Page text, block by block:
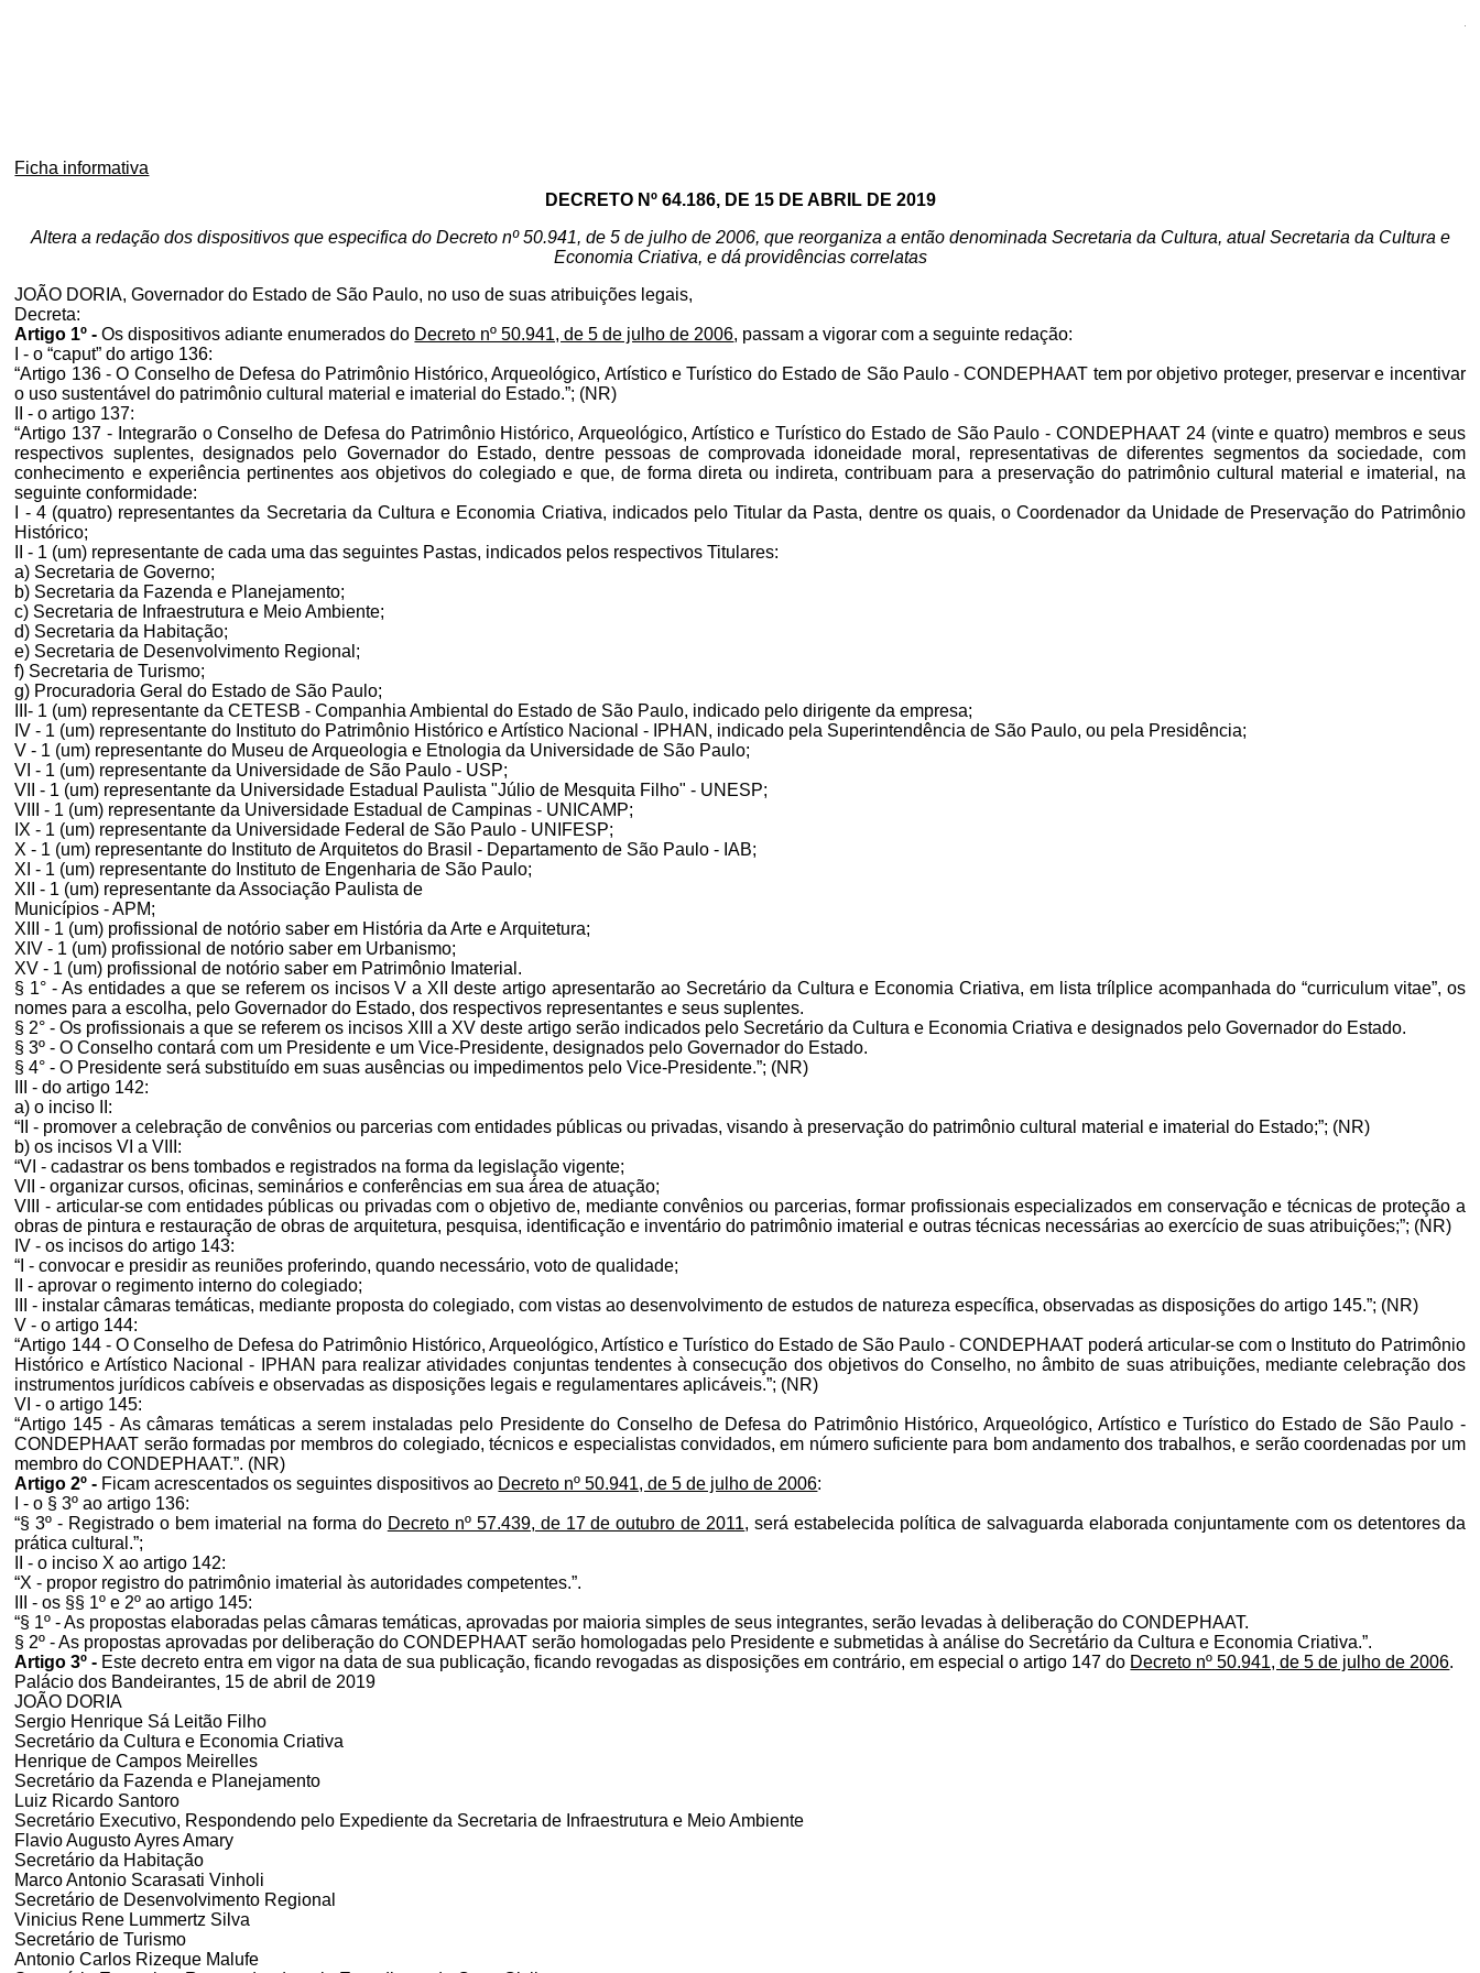
Ficha informativa
DECRETO Nº 64.186, DE 15 DE ABRIL DE 2019
Altera a redação dos dispositivos que especifica do Decreto nº 50.941, de 5 de julho de 2006, que reorganiza a então denominada Secretaria da Cultura, atual Secretaria da Cultura e
Economia Criativa, e dá providências correlatas
JOÃO DORIA, Governador do Estado de São Paulo, no uso de suas atribuições legais,
Decreta:
Artigo 1º -Os dispositivos adiante enumerados do Decreto nº 50.941, de 5 de julho de 2006, passam a vigorar com a seguinte redação:
I - o “caput” do artigo 136:
“Artigo 136 - O Conselho de Defesa do Patrimônio Histórico, Arqueológico, Artístico e Turístico do Estado de São Paulo - CONDEPHAAT tem por objetivo proteger, preservar e incentivar
o uso sustentável do patrimônio cultural material e imaterial do Estado.”; (NR)
II - o artigo 137:
“Artigo 137 - Integrarão o Conselho de Defesa do Patrimônio Histórico, Arqueológico, Artístico e Turístico do Estado de São Paulo - CONDEPHAAT 24 (vinte e quatro) membros e seus
respectivos suplentes, designados pelo Governador do Estado, dentre pessoas de comprovada idoneidade moral, representativas de diferentes segmentos da sociedade, com
conhecimento e experiência pertinentes aos objetivos do colegiado e que, de forma direta ou indireta, contribuam para a preservação do patrimônio cultural material e imaterial, na
seguinte conformidade:
I - 4 (quatro) representantes da Secretaria da Cultura e Economia Criativa, indicados pelo Titular da Pasta, dentre os quais, o Coordenador da Unidade de Preservação do Patrimônio
Histórico;
II - 1 (um) representante de cada uma das seguintes Pastas, indicados pelos respectivos Titulares:
a) Secretaria de Governo;
b) Secretaria da Fazenda e Planejamento;
c) Secretaria de Infraestrutura e Meio Ambiente;
d) Secretaria da Habitação;
e) Secretaria de Desenvolvimento Regional;
f) Secretaria de Turismo;
g) Procuradoria Geral do Estado de São Paulo;
III- 1 (um) representante da CETESB - Companhia Ambiental do Estado de São Paulo, indicado pelo dirigente da empresa;
IV - 1 (um) representante do Instituto do Patrimônio Histórico e Artístico Nacional - IPHAN, indicado pela Superintendência de São Paulo, ou pela Presidência;
V - 1 (um) representante do Museu de Arqueologia e Etnologia da Universidade de São Paulo;
VI - 1 (um) representante da Universidade de São Paulo - USP;
VII - 1 (um) representante da Universidade Estadual Paulista "Júlio de Mesquita Filho" - UNESP;
VIII - 1 (um) representante da Universidade Estadual de Campinas - UNICAMP;
IX - 1 (um) representante da Universidade Federal de São Paulo - UNIFESP;
X - 1 (um) representante do Instituto de Arquitetos do Brasil - Departamento de São Paulo - IAB;
XI - 1 (um) representante do Instituto de Engenharia de São Paulo;
XII - 1 (um) representante da Associação Paulista de
Municípios - APM;
XIII - 1 (um) profissional de notório saber em História da Arte e Arquitetura;
XIV - 1 (um) profissional de notório saber em Urbanismo;
XV - 1 (um) profissional de notório saber em Patrimônio Imaterial.
§ 1° - As entidades a que se referem os incisos V a XII deste artigo apresentarão ao Secretário da Cultura e Economia Criativa, em lista trílplice acompanhada do “curriculum vitae”, os
nomes para a escolha, pelo Governador do Estado, dos respectivos representantes e seus suplentes.
§ 2° - Os profissionais a que se referem os incisos XIII a XV deste artigo serão indicados pelo Secretário da Cultura e Economia Criativa e designados pelo Governador do Estado.
§ 3º - O Conselho contará com um Presidente e um Vice-Presidente, designados pelo Governador do Estado.
§ 4° - O Presidente será substituído em suas ausências ou impedimentos pelo Vice-Presidente.”; (NR)
III - do artigo 142:
a) o inciso II:
“II - promover a celebração de convênios ou parcerias com entidades públicas ou privadas, visando à preservação do patrimônio cultural material e imaterial do Estado;”; (NR)
b) os incisos VI a VIII:
“VI - cadastrar os bens tombados e registrados na forma da legislação vigente;
VII - organizar cursos, oficinas, seminários e conferências em sua área de atuação;
VIII - articular-se com entidades públicas ou privadas com o objetivo de, mediante convênios ou parcerias, formar profissionais especializados em conservação e técnicas de proteção a
obras de pintura e restauração de obras de arquitetura, pesquisa, identificação e inventário do patrimônio imaterial e outras técnicas necessárias ao exercício de suas atribuições;”; (NR)
IV - os incisos do artigo 143:
“I - convocar e presidir as reuniões proferindo, quando necessário, voto de qualidade;
II - aprovar o regimento interno do colegiado;
III - instalar câmaras temáticas, mediante proposta do colegiado, com vistas ao desenvolvimento de estudos de natureza específica, observadas as disposições do artigo 145.”; (NR)
V - o artigo 144:
“Artigo 144 - O Conselho de Defesa do Patrimônio Histórico, Arqueológico, Artístico e Turístico do Estado de São Paulo - CONDEPHAAT poderá articular-se com o Instituto do Patrimônio
Histórico e Artístico Nacional - IPHAN para realizar atividades conjuntas tendentes à consecução dos objetivos do Conselho, no âmbito de suas atribuições, mediante celebração dos
instrumentos jurídicos cabíveis e observadas as disposições legais e regulamentares aplicáveis.”; (NR)
VI - o artigo 145:
“Artigo 145 - As câmaras temáticas a serem instaladas pelo Presidente do Conselho de Defesa do Patrimônio Histórico, Arqueológico, Artístico e Turístico do Estado de São Paulo -
CONDEPHAAT serão formadas por membros do colegiado, técnicos e especialistas convidados, em número suficiente para bom andamento dos trabalhos, e serão coordenadas por um
membro do CONDEPHAAT.”. (NR)
Artigo 2º - Ficam acrescentados os seguintes dispositivos ao Decreto nº 50.941, de 5 de julho de 2006:
I - o § 3º ao artigo 136:
“§ 3º - Registrado o bem imaterial na forma do Decreto nº 57.439, de 17 de outubro de 2011, será estabelecida política de salvaguarda elaborada conjuntamente com os detentores da
prática cultural.”;
II - o inciso X ao artigo 142:
“X - propor registro do patrimônio imaterial às autoridades competentes.”.
III - os §§ 1º e 2º ao artigo 145:
“§ 1º - As propostas elaboradas pelas câmaras temáticas, aprovadas por maioria simples de seus integrantes, serão levadas à deliberação do CONDEPHAAT.
§ 2º - As propostas aprovadas por deliberação do CONDEPHAAT serão homologadas pelo Presidente e submetidas à análise do Secretário da Cultura e Economia Criativa.”.
Artigo 3º - Este decreto entra em vigor na data de sua publicação, ficando revogadas as disposições em contrário, em especial o artigo 147 do Decreto nº 50.941, de 5 de julho de 2006.
Palácio dos Bandeirantes, 15 de abril de 2019
JOÃO DORIA
Sergio Henrique Sá Leitão Filho
Secretário da Cultura e Economia Criativa
Henrique de Campos Meirelles
Secretário da Fazenda e Planejamento
Luiz Ricardo Santoro
Secretário Executivo, Respondendo pelo Expediente da Secretaria de Infraestrutura e Meio Ambiente
Flavio Augusto Ayres Amary
Secretário da Habitação
Marco Antonio Scarasati Vinholi
Secretário de Desenvolvimento Regional
Vinicius Rene Lummertz Silva
Secretário de Turismo
Antonio Carlos Rizeque Malufe